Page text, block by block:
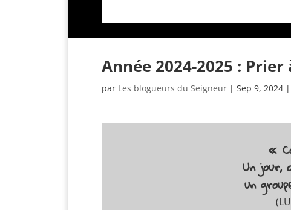
Année 2024-2025 :
par Les blogueurs du Seigneur | Sep 9, 2024 |
«
Un jour,
un